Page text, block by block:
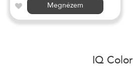
Megnézem
IQ Color